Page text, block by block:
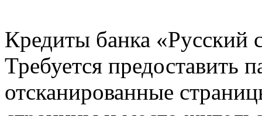
Кредиты банка «Русский
Требуется предоставить
отсканированные